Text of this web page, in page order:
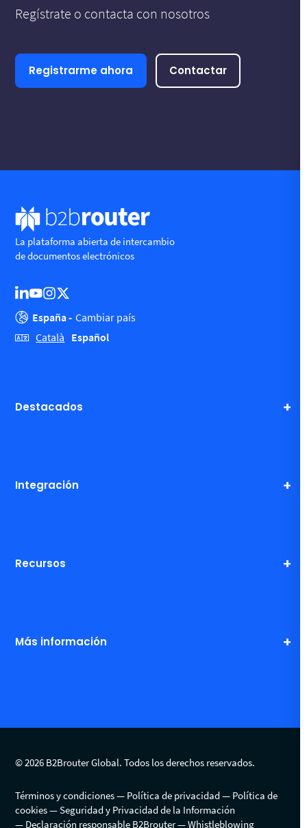
Regístrate o contacta con nosotros
Registrarme ahora Contactar
La plataforma abierta de intercambio
de documentos electrónicos
España - Cambiar país
Català Español
Destacados
Integración
Recursos
Más información
© 2026 B2Brouter Global. Todos los derechos reservados.
Términos y condiciones Política de privacidad
Política de
cookies
Seguridad y Privacidad de la Información
Declaración responsable B2Brouter
Whistleblowing